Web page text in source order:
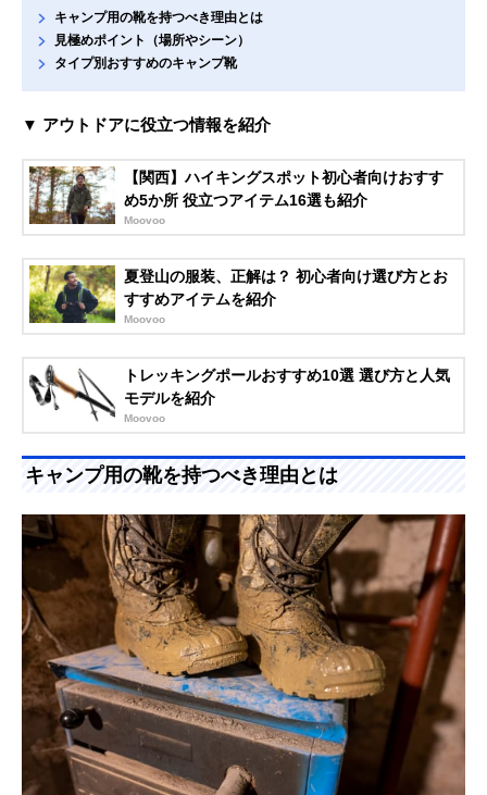
キャンプ用の靴を持つべき理由とは
見極めポイント（場所やシーン）
タイプ別おすすめのキャンプ靴
▼ アウトドアに役立つ情報を紹介
【関西】ハイキングスポット初心者向けおすす
め5か所 役立つアイテム16選も紹介
Moovoo
夏登山の服装、正解は？ 初心者向け選び方とお
すすめアイテムを紹介
Moovoo
トレッキングポールおすすめ10選 選び方と人気
モデルを紹介
Moovoo
キャンプ用の靴を持つべき理由とは